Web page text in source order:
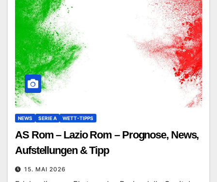
NEWS SERIE A WETT-TIPPS
AS Rom – Lazio Rom – Prognose, News,
Aufstellungen & Tipp
15. MAI 2026